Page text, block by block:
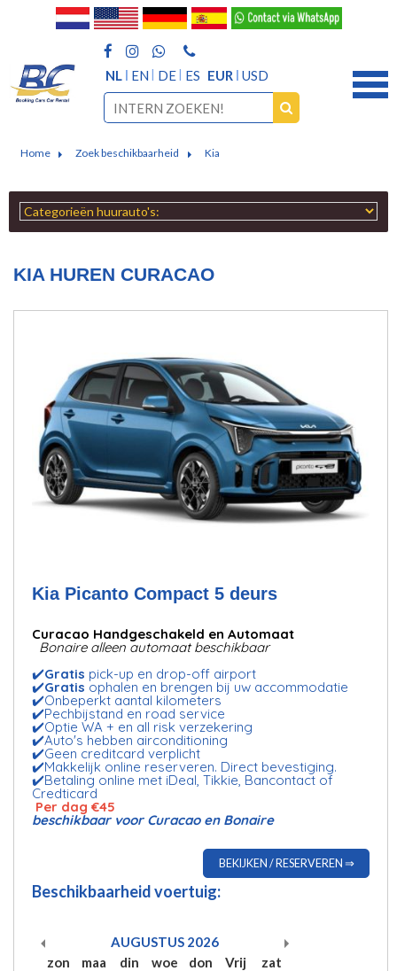
NL EN DE ES EUR USD
Home Zoek beschikbaarheid Kia
KIA HUREN CURACAO
Kia Picanto Compact 5 deurs
Curacao Handgeschakeld en Automaat
Bonaire alleen automaat beschikbaar
✔️Gratis pick-up en drop-off airport
✔️Gratis ophalen en brengen bij uw accommodatie
✔️Onbeperkt aantal kilometers
✔️Pechbijstand en road service
✔️Optie WA + en all risk verzekering
✔️Auto's hebben airconditioning
✔️Geen creditcard verplicht
✔️Makkelijk online reserveren. Direct bevestiging.
✔️Betaling online met iDeal, Tikkie, Bancontact of
Credticard
Per dag €45
beschikbaar voor Curacao en Bonaire
BEKIJKEN / RESERVEREN ⇒
Beschikbaarheid voertuig:
AUGUSTUS 2026
zon
maa din woe don Vrij
zat